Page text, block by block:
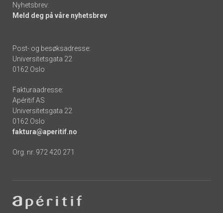
Nyhetsbrev:
Meld deg på våre nyhetsbrev
Post- og besøksadresse:
Universitetsgata 22
0162 Oslo
Fakturaadresse:
Apéritif AS
Universitetsgata 22
0162 Oslo
faktura@aperitif.no
Org. nr. 972 420 271